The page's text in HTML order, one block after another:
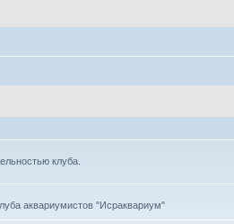
клуба.
аквариумистов "Исраквариум"